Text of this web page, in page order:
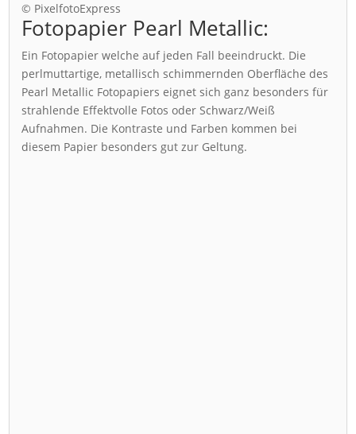
© PixelfotoExpress
Fotopapier Pearl Metallic:
Ein Fotopapier welche auf jeden Fall beeindruckt. Die
perlmuttartige, metallisch schimmernden Oberfläche des
Pearl Metallic Fotopapiers eignet sich ganz besonders für
strahlende Effektvolle Fotos oder Schwarz/Weiß
Aufnahmen. Die Kontraste und Farben kommen bei
diesem Papier besonders gut zur Geltung.